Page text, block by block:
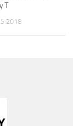
T
2018